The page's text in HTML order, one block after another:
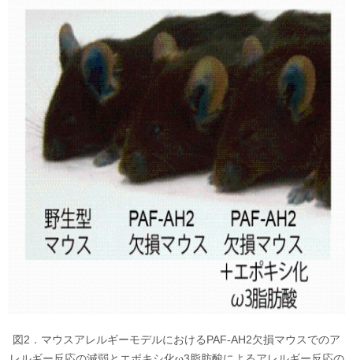
図2．マウスアレルギーモデルにおけるPAF-AH2欠損マウスでのア